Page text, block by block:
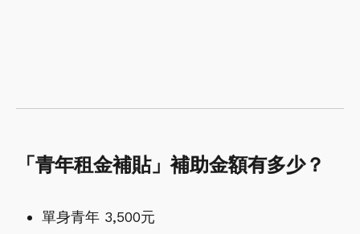
「青年租金補貼」補助金額有多少？
單身青年 3,500元